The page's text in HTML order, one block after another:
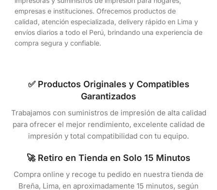
empresas e instituciones. Ofrecemos productos de
calidad, atención especializada, delivery rápido en Lima y
envíos diarios a todo el Perú, brindando una experiencia de
compra segura y confiable.
✅ Productos Originales y Compatibles
Garantizados
Trabajamos con suministros de impresión de alta calidad
para ofrecer el mejor rendimiento, excelente calidad de
impresión y total compatibilidad con tu equipo.
🚀 Retiro en Tienda en Solo 15 Minutos
Compra online y recoge tu pedido en nuestra tienda de
Breña, Lima, en aproximadamente 15 minutos, según